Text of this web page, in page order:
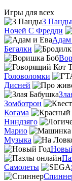
Игры для всех
3 Панды
Ночей С Фредди
Бегалки
Головоломки
Дисней
Зомботрон
Когама
Ниндзяго
Марио
Музыка
Самолеты